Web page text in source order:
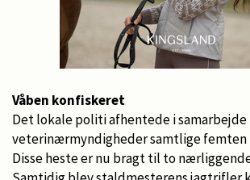
Våben konfiskeret
Det lokale politi afhentede i
veterinærmyndigheder samtlige femten
Disse heste er nu bragt til to